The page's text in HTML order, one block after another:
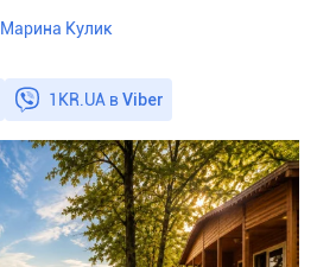
Марина Кулик
1KR.UA вViber